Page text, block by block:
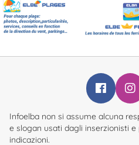
Infoelba
Infoelba non si assume alcuna
e slogan usati dagli inserzionisti
indicazioni.